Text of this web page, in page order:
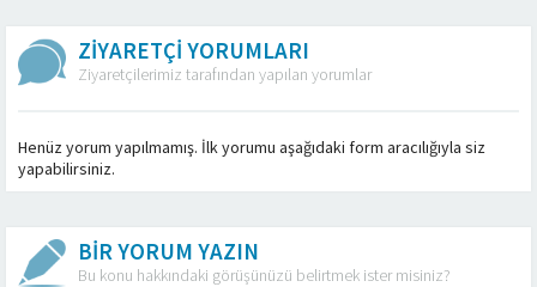
ZİYARETÇİ YORUMLARI
Ziyaretçilerimiz tarafından yapılan yorumlar
Henüz yorum yapılmamış. İlk yorumu aşağıdaki form aracılığıyla siz
yapabilirsiniz.
BİR YORUM YAZIN
Bu konu hakkındaki görüşünüzü belirtmek ister misiniz?